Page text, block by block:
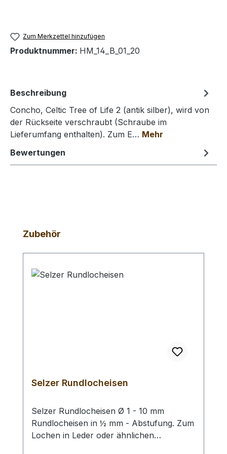
Zum Merkzettel hinzufügen
Produktnummer: HM_14_B_01_20
Beschreibung
Concho, Celtic Tree of Life 2 (antik silber), wird von
der Rückseite verschraubt (Schraube im
Lieferumfang enthalten). Zum E… Mehr
Bewertungen
Produktgalerie überspringen
Zubehör
Selzer Rundlocheisen
Selzer Rundlocheisen Ø 1 - 10 mm
Rundlocheisen in ½ mm - Abstufung. Zum
Lochen in Leder oder ähnlichen